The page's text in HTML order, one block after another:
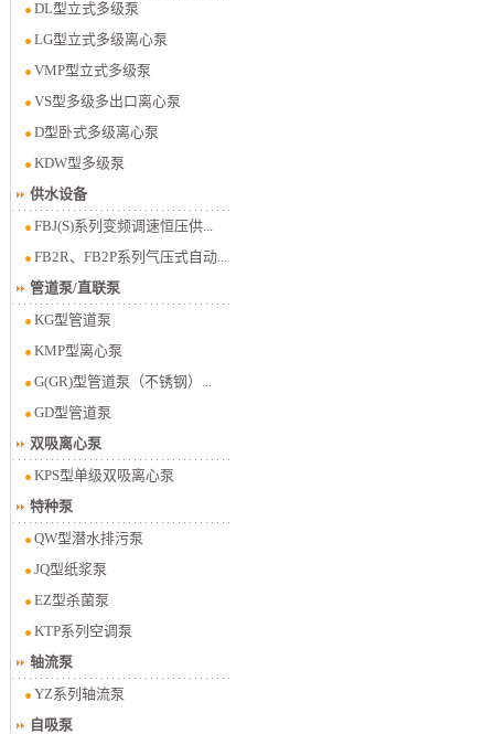
DL型立式多级泵
LG型立式多级离心泵
VMP型立式多级泵
VS型多级多出口离心泵
D型卧式多级离心泵
KDW型多级泵
供水设备
FBJ(S)系列变频调速恒压供...
FB2R、FB2P系列气压式自动...
管道泵/直联泵
KG型管道泵
KMP型离心泵
G(GR)型管道泵（不锈钢）...
GD型管道泵
双吸离心泵
KPS型单级双吸离心泵
特种泵
QW型潜水排污泵
JQ型纸浆泵
EZ型杀菌泵
KTP系列空调泵
轴流泵
YZ系列轴流泵
自吸泵